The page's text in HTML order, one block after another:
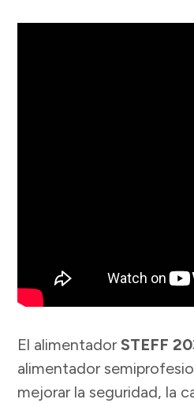
El alimentador STEFF
alimentador
mejorar la seguridad, la